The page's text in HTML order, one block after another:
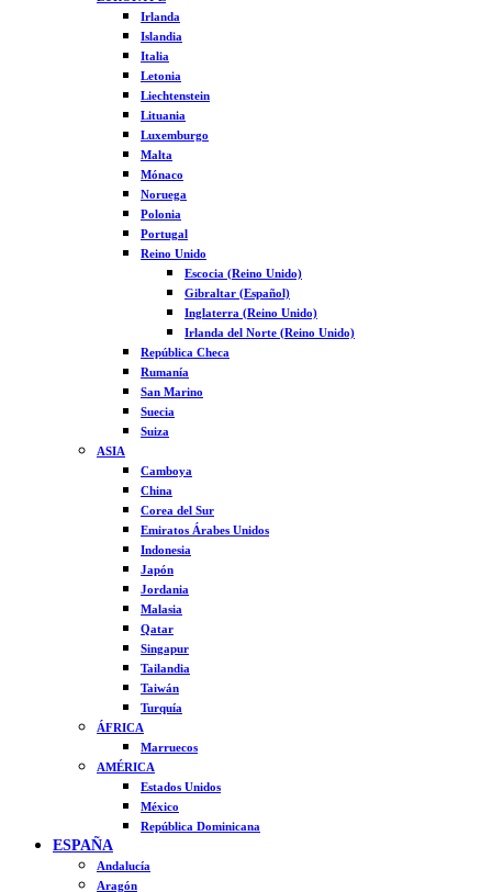
Irlanda
Islandia
Italia
Letonia
Liechtenstein
Lituania
Luxemburgo
Malta
Mónaco
Noruega
Polonia
Portugal
Reino Unido
Escocia (Reino Unido)
Gibraltar (Español)
Inglaterra (Reino Unido)
Irlanda del Norte (Reino Unido)
República Checa
Rumanía
San Marino
Suecia
Suiza
ASIA
Camboya
China
Corea del Sur
Emiratos Árabes Unidos
Indonesia
Japón
Jordania
Malasia
Qatar
Singapur
Tailandia
Taiwán
Turquía
ÁFRICA
Marruecos
AMÉRICA
Estados Unidos
México
República Dominicana
ESPAÑA
Andalucía
Aragón